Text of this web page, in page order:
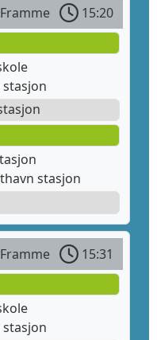
Framme
15:20
stasjon
stasjon
Framme
15:31
stasjon